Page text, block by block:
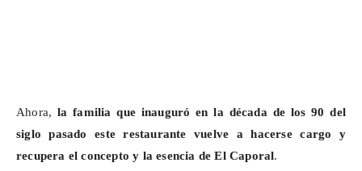
Ahora, la familia que inauguró en la década de los 90 del
siglo pasado este restaurante vuelve a hacerse cargo y
recupera el concepto y la esencia de El Caporal.